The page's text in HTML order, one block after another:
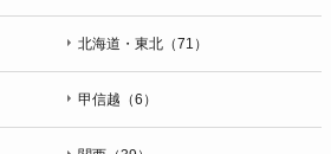
北海道・東北（71）
甲信越（6）